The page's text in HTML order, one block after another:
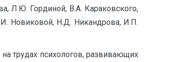
Л.Ю. Гординой, В.А. Караковского,
Новиковой, Н.Д. Никандрова, И.П.
трудах психологов, развивающих